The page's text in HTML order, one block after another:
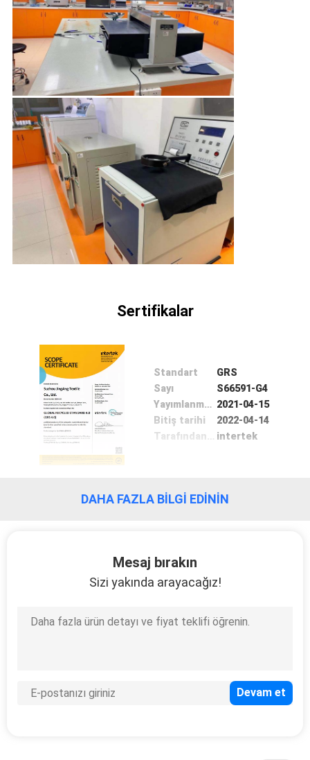
Sertifikalar
Standart
GRS
Sayı
S66591-G4
Yayımlanma tarihi 2021-04-15
Bitiş tarihi
2022-04-14
intertek
DAHA FAZLA BILGI EDININ
Mesaj bırakın
Sizi yakında arayacağız!